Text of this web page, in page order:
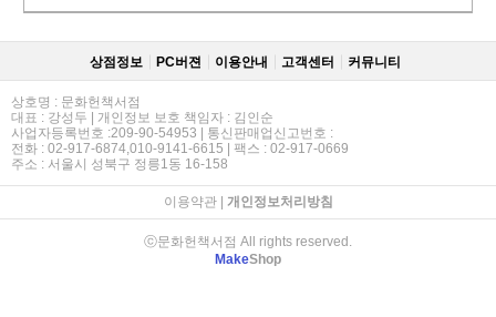
상점정보 PC버젼 이용안내 고객센터 커뮤니티
상호명 : 문화헌책서점
대표 : 강성두 | 개인정보 보호 책임자 : 김인순
사업자등록번호 :209-90-54953 | 통신판매업신고번호 :
전화 : 02-917-6874,010-9141-6615 | 팩스 : 02-917-0669
주소 : 서울시 성북구 정릉1동 16-158
이용약관| 개인정보처리방침
ⓒ문화헌책서점 All rights reserved.
MakeShop